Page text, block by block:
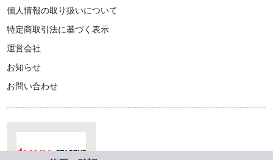
個人情報の取り扱いについて
特定商取引法に基づく表示
運営会社
お知らせ
お問い合わせ